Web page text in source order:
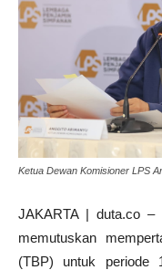
Ketua Dewan Komisioner LPS
JAKARTA | duta.co –
memutuskan
(TBP) untuk periode